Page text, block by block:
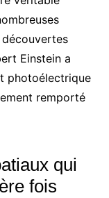
Einstein a
photoélectrique
remporté
qui
fois